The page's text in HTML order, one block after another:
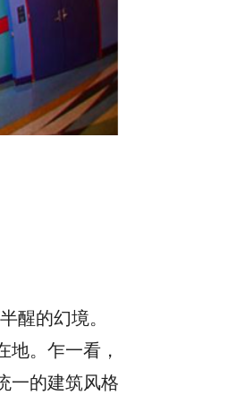
醒的幻境。
。乍一看，
一的建筑风格